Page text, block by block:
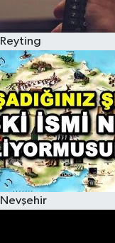
Reyting
Nevşehir